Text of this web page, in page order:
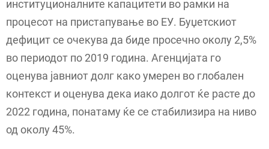
институционалните капацитети во рамки на
процесот на пристапување во ЕУ. Буџетскиот
дефицит се очекува да биде просечно околу 2,5%
во периодот по 2019 година. Агенцијата го
оценува јавниот долг како умерен во глобален
контекст и оценува дека иако долгот ќе расте до
2022 година, понатаму ќе се стабилизира на ниво
од околу 45%.